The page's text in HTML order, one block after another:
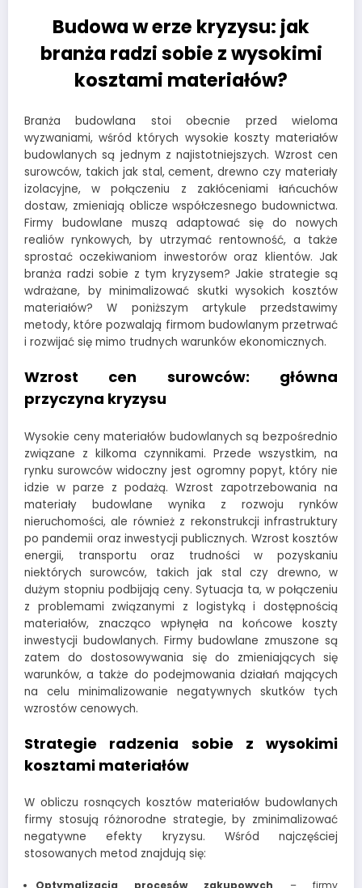
Budowa w erze kryzysu: jak
branża radzi sobie z wysokimi
kosztami materiałów?
Branża budowlana stoi obecnie przed wieloma
wyzwaniami, wśród których wysokie koszty materiałów
budowlanych są jednym z najistotniejszych. Wzrost cen
surowców, takich jak stal, cement, drewno czy materiały
izolacyjne, w połączeniu z zakłóceniami łańcuchów
dostaw, zmieniają oblicze współczesnego budownictwa.
Firmy budowlane muszą adaptować się do nowych
realiów rynkowych, by utrzymać rentowność, a także
sprostać oczekiwaniom inwestorów oraz klientów. Jak
branża radzi sobie z tym kryzysem? Jakie strategie są
wdrażane, by minimalizować skutki wysokich kosztów
materiałów? W poniższym artykule przedstawimy
metody, które pozwalają firmom budowlanym przetrwać
i rozwijać się mimo trudnych warunków ekonomicznych.
Wzrost cen surowców: główna
przyczyna kryzysu
Wysokie ceny materiałów budowlanych są bezpośrednio
związane z kilkoma czynnikami. Przede wszystkim, na
rynku surowców widoczny jest ogromny popyt, który nie
idzie w parze z podażą. Wzrost zapotrzebowania na
materiały budowlane wynika z rozwoju rynków
nieruchomości, ale również z rekonstrukcji infrastruktury
po pandemii oraz inwestycji publicznych. Wzrost kosztów
energii, transportu oraz trudności w pozyskaniu
niektórych surowców, takich jak stal czy drewno, w
dużym stopniu podbijają ceny. Sytuacja ta, w połączeniu
z problemami związanymi z logistyką i dostępnością
materiałów, znacząco wpłynęła na końcowe koszty
inwestycji budowlanych. Firmy budowlane zmuszone są
zatem do dostosowywania się do zmieniających się
warunków, a także do podejmowania działań mających
na celu minimalizowanie negatywnych skutków tych
wzrostów cenowych.
Strategie radzenia sobie z wysokimi
kosztami materiałów
W obliczu rosnących kosztów materiałów budowlanych
firmy stosują różnorodne strategie, by zminimalizować
negatywne efekty kryzysu. Wśród najczęściej
stosowanych metod znajdują się: